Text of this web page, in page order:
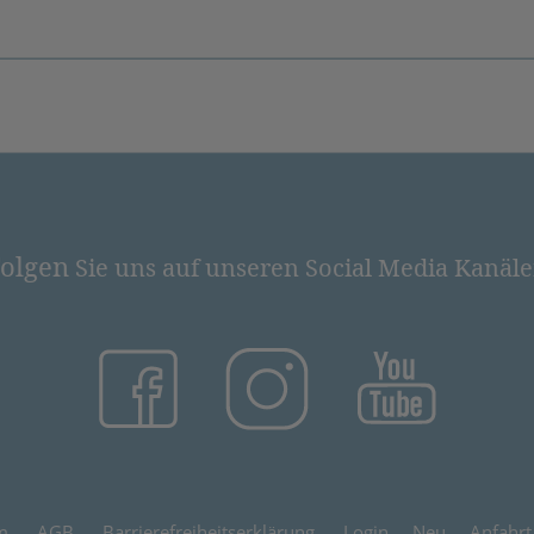
Sie uns auf unseren Social Media
(öffnet in neuem Tab)(öffnet in neuem Tab)